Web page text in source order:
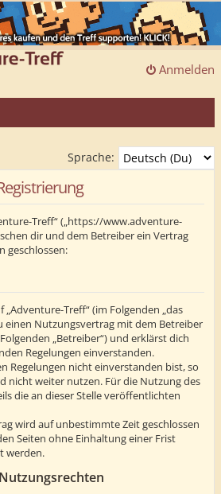
Anmelden
Sprache:
Treff“ („https://www.adventure-
dir und dem Betreiber ein Vertrag
geschlossen:
Treff“ (im Folgenden „das
einen Nutzungsvertrag mit dem Betreiber
„Betreiber“) und erklärst dich
Regelungen einverstanden.
Regelungen nicht einverstanden bist, so
nicht weiter nutzen. Für die Nutzung des
die an dieser Stelle veröffentlichten
wird auf unbestimmte Zeit geschlossen
Seiten ohne Einhaltung einer Frist
werden.